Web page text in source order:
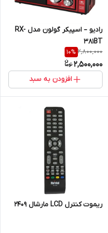
رادیو – اسپیکر گولون مدل RX-
381BT
2,800,000
10%
2,500,000
افزودن به سبد
ریموت کنترل LCD مارشال 2409